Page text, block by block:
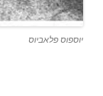
יוספוס פלאביוס